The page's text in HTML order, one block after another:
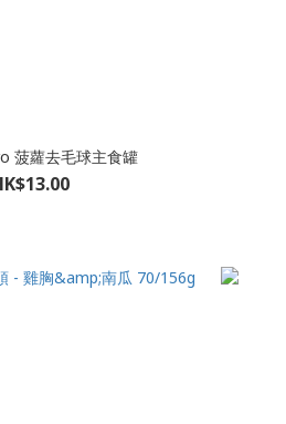
菠蘿去毛球主食罐